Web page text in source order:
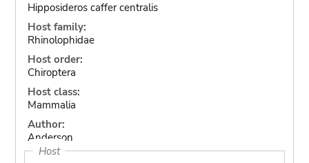
Hipposideros caffer centralis
Host family:
Rhinolophidae
Host order:
Chiroptera
Host class:
Mammalia
Author:
Anderson
Host